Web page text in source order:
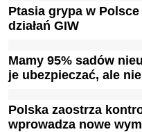
Ptasia grypa w
działań GIW
Mamy 95% sadów
je ubezpieczać, ale
Polska zaostrza
wprowadza nowe